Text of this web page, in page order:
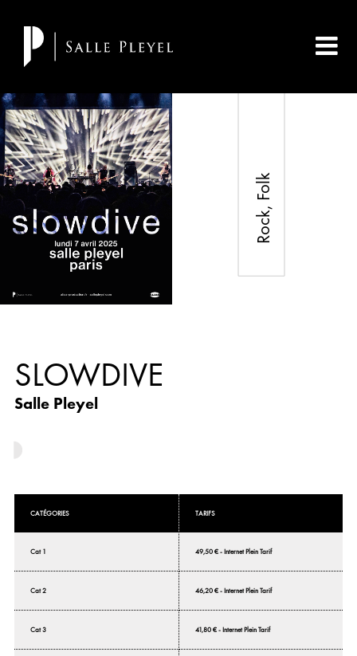
Rock, Folk
SLOWDIVE
Salle Pleyel
CATÉGORIES TARIFS
Cat 1 49,50 € - Internet Plein Tarif
Cat 2 46,20 € - Internet Plein Tarif
Cat 3 41,80 € - Internet Plein Tarif